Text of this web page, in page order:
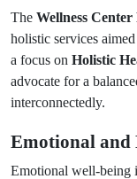
The Wellness
holistic services
a focus on Holistic
advocate for a
interconnectedly.
Emotional and
Emotional well-being